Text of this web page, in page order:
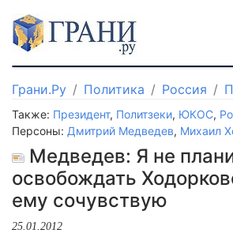
Грани.Ру Политика Россия
Также: Президент, Политзеки, ЮКОС,
Персоны: Дмитрий Медведев, Михаил
Медведев: Я не
освобождать
ему сочувствую
25.01.2012